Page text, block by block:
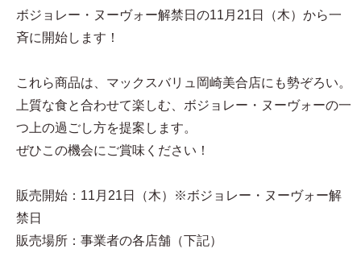
ボジョレー・ヌーヴォー解禁日の11月21日（木）から一
斉に開始します！
これら商品は、マックスバリュ岡崎美合店にも勢ぞろい。
上質な食と合わせて楽しむ、ボジョレー・ヌーヴォーの一
つ上の過ごし方を提案します。
ぜひこの機会にご賞味ください！
販売開始：11月21日（木）※ボジョレー・ヌーヴォー解
禁日
販売場所：事業者の各店舗（下記）